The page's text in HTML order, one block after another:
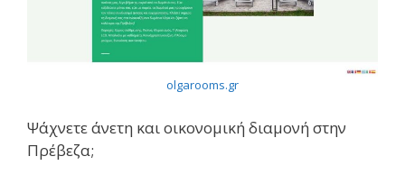
olgarooms.gr
Ψάχνετε άνετη και οικονομική διαμονή στην
Πρέβεζα;